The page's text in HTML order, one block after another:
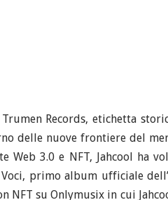
Records, etichetta
delle nuove frontiere del
Web 3.0 e NFT, Jahcool ha
primo album ufficiale
NFT su Onlymusix in cui